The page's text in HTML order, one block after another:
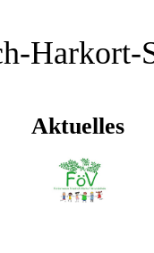
Harkort-
Aktuelles